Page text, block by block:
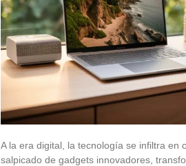
A la era digital, la tecnología se infiltra en
salpicado de gadgets innovadores,